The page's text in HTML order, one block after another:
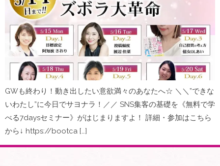
GWも終わり！動き出したい意欲満々のあなたへ☆ ＼＼”できな
いわたし”に今日でサヨナラ！／／ SNS集客の基礎を《無料で学
べる7daysセミナー》がはじまりますよ！ 詳細・参加はこちら
から↓ https://bootca […]